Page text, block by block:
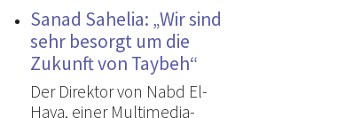
Sanad Sahelia: „Wir sind
sehr besorgt um die
Zukunft von Taybeh“
Der Direktor von Nabd El-
Haya, einer Multimedia-